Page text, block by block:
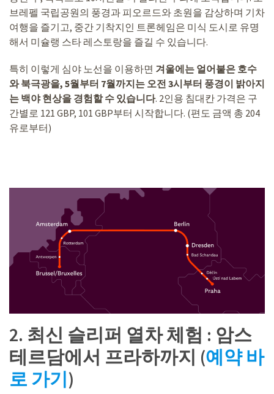
브레펠 국립공원의 풍경과 피오르드와 초원을 감상하며 기차
여행을 즐기고, 중간 기착지인 트론헤임은 미식 도시로 유명
해서 미슐랭 스타 레스토랑을 즐길 수 있습니다.
특히 이렇게 심야 노선을 이용하면 겨울에는 얼어붙은 호수
와 북극광을, 5월부터 7월까지는 오전 3시부터 풍경이 밝아지
는 백야 현상을 경험할 수 있습니다. 2인용 침대칸 가격은 구
간별로 121 GBP, 101 GBP부터 시작합니다. (편도 금액 총 204
유로부터)
2. 최신 슬리퍼 열차 체험 : 암스
테르담에서 프라하까지 (예약 바
로 가기)